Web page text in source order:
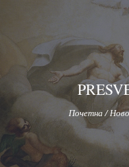
Почетна/